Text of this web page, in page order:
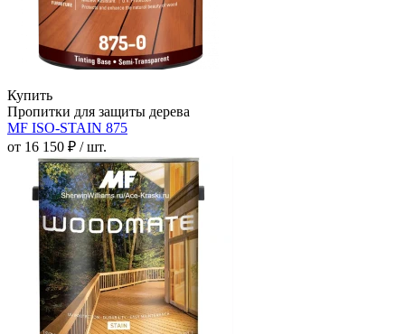
Купить
Пропитки для защиты дерева
MF ISO-STAIN 875
от 16 150 ₽ / шт.